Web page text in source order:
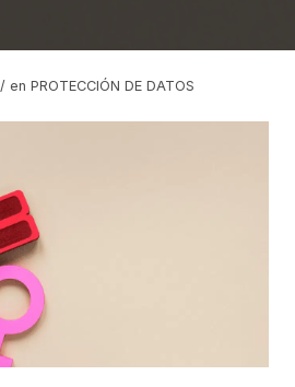
/ enPROTECCIÓN DE DATOS